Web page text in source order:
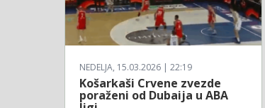
NEDELJA, 15.03.2026 | 22:19
Košarkaši Crvene zvezde
poraženi od Dubaija u ABA